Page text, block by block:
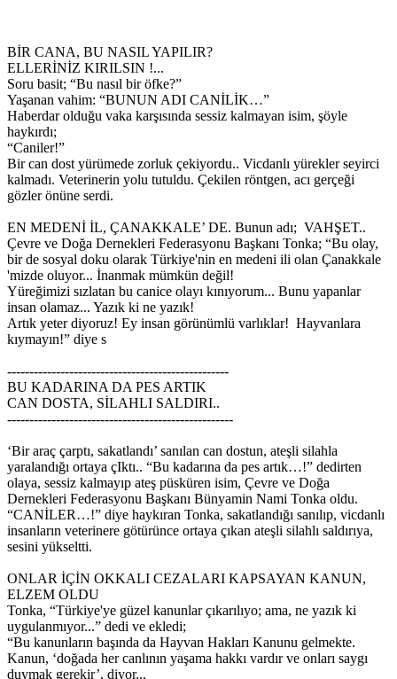
BİR CANA, BU NASIL YAPILIR?
ELLERİNİZ KIRILSIN !...
Soru basit; “Bu nasıl bir öfke?”
Yaşanan vahim: “BUNUN ADI CANİLİK…”
Haberdar olduğu vaka karşısında sessiz kalmayan isim, şöyle
haykırdı;
“Caniler!”
Bir can dost yürümede zorluk çekiyordu.. Vicdanlı yürekler seyirci
kalmadı. Veterinerin yolu tutuldu. Çekilen röntgen, acı gerçeği
gözler önüne serdi.
EN MEDENİ İL, ÇANAKKALE’ DE. Bunun adı; VAHŞET..
Çevre ve Doğa Dernekleri Federasyonu Başkanı Tonka; “Bu olay,
bir de sosyal doku olarak Türkiye'nin en medeni ili olan Çanakkale
'mizde oluyor... İnanmak mümkün değil!
Yüreğimizi sızlatan bu canice olayı kınıyorum... Bunu yapanlar
insan olamaz... Yazık ki ne yazık!
Artık yeter diyoruz! Ey insan görünümlü varlıklar! Hayvanlara
kıymayın!” diye s
--------------------------------------------------
BU KADARINA DA PES ARTIK
CAN DOSTA, SİLAHLI SALDIRI..
---------------------------------------------------
‘Bir araç çarptı, sakatlandı’ sanılan can dostun, ateşli silahla
yaralandığı ortaya çIktı.. “Bu kadarına da pes artık…!” dedirten
olaya, sessiz kalmayıp ateş püsküren isim, Çevre ve Doğa
Dernekleri Federasyonu Başkanı Bünyamin Nami Tonka oldu.
“CANİLER…!” diye haykıran Tonka, sakatlandığı sanılıp, vicdanlı
insanların veterinere götürünce ortaya çıkan ateşli silahlı saldırıya,
sesini yükseltti.
ONLAR İÇİN OKKALI CEZALARI KAPSAYAN KANUN,
ELZEM OLDU
Tonka, “Türkiye'ye güzel kanunlar çıkarılıyo; ama, ne yazık ki
uygulanmıyor...” dedi ve ekledi;
“Bu kanunların başında da Hayvan Hakları Kanunu gelmekte.
Kanun, ‘doğada her canlının yaşama hakkı vardır ve onları saygı
duymak gerekir’, diyor...